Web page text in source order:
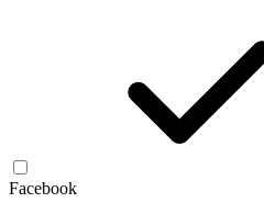
Facebook